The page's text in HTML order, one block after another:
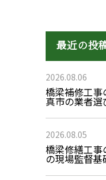
最近の投
2026.08.06
橋梁補修工事
真市の業者選
2026.08.05
橋梁修繕工事
の現場監督基